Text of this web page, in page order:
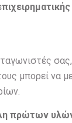
μπορεί να
πρώτων